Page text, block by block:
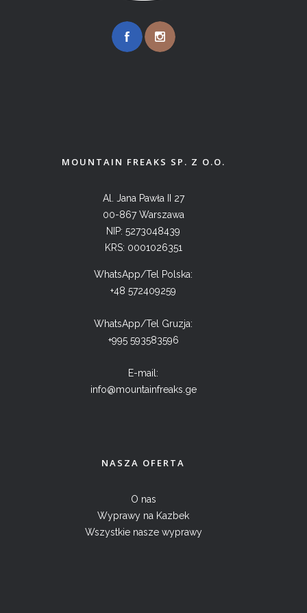
MOUNTAIN FREAKS SP. Z O.O.
Al. Jana Pawła II 27
00-867 Warszawa
NIP: 5273048439
KRS: 0001026351
WhatsApp/Tel Polska:
+48 572409259
WhatsApp/Tel Gruzja:
+995 593583596
E-mail:
info@mountainfreaks.ge
NASZA OFERTA
O nas
Wyprawy na Kazbek
Wszystkie nasze wyprawy